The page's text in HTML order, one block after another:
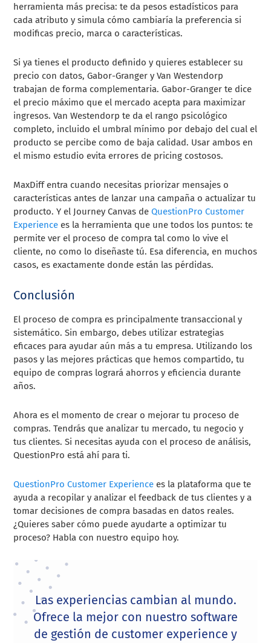
herramienta más precisa: te da pesos estadísticos para
cada atributo y simula cómo cambiaría la preferencia si
modificas precio, marca o características.
Si ya tienes el producto definido y quieres establecer su
precio con datos, Gabor-Granger y Van Westendorp
trabajan de forma complementaria. Gabor-Granger te dice
el precio máximo que el mercado acepta para maximizar
ingresos. Van Westendorp te da el rango psicológico
completo, incluido el umbral mínimo por debajo del cual el
producto se percibe como de baja calidad. Usar ambos en
el mismo estudio evita errores de pricing costosos.
MaxDiff entra cuando necesitas priorizar mensajes o
características antes de lanzar una campaña o actualizar tu
producto. Y el Journey Canvas deQuestionPro Customer
Experience es la herramienta que une todos los puntos: te
permite ver el proceso de compra tal como lo vive el
cliente, no como lo diseñaste tú. Esa diferencia, en muchos
casos, es exactamente donde están las pérdidas.
Conclusión
El proceso de compra es principalmente transaccional y
sistemático. Sin embargo, debes utilizar estrategias
eficaces para ayudar aún más a tu empresa. Utilizando los
pasos y las mejores prácticas que hemos compartido, tu
equipo de compras logrará ahorros y eficiencia durante
años.
Ahora es el momento de crear o mejorar tu proceso de
compras. Tendrás que analizar tu mercado, tu negocio y
tus clientes. Si necesitas ayuda con el proceso de análisis,
QuestionPro está ahí para ti.
QuestionPro Customer Experience es la plataforma que te
ayuda a recopilar y analizar el feedback de tus clientes y a
tomar decisiones de compra basadas en datos reales.
¿Quieres saber cómo puede ayudarte a optimizar tu
proceso? Habla con nuestro equipo hoy.
Las experiencias cambian al mundo.
Ofrece la mejor con nuestro software
de gestión de customer experience y